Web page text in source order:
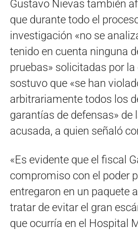
Gustavo Nievas también
que durante todo el
investigación «no se
tenido en cuenta ninguna
pruebas» solicitadas por la
sostuvo que «se han
arbitrariamente todos los
garantías de defensas» de
acusada, a quien señaló
«Es evidente que el fiscal
compromiso con el poder
entregaron en un paquete
tratar de evitar el gran
que ocurría en el Hospital